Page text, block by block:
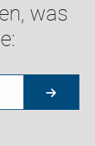
was